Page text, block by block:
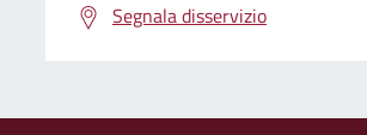
Segnala disservizio